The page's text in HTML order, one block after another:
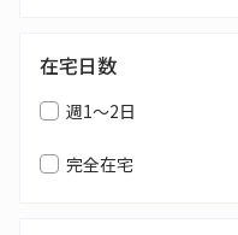
在宅日数
週1～2日
完全在宅